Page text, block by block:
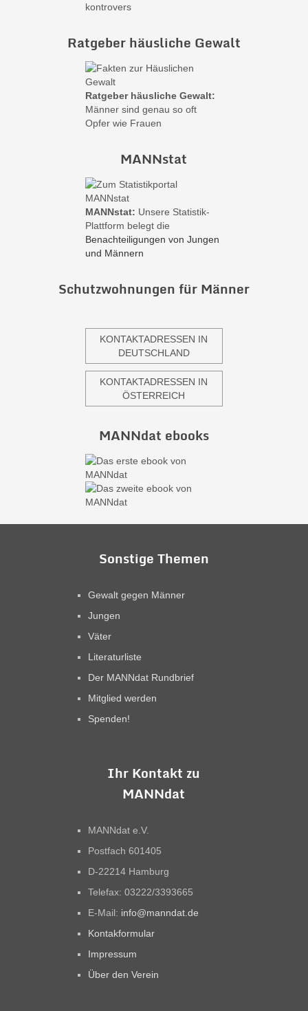
Ratgeber häusliche Gewalt
Ratgeber häusliche Gewalt:
Männer sind genau so oft
Opfer wie Frauen
MANNstat
MANNstat: Unsere Statistik-
Plattform belegt die
Benachteiligungen von Jungen
und Männern
Schutzwohnungen für Männer
KONTAKTADRESSEN IN
DEUTSCHLAND
KONTAKTADRESSEN IN
ÖSTERREICH
MANNdat ebooks
Sonstige Themen
Gewalt gegen Männer
Jungen
Väter
Literaturliste
Der MANNdat Rundbrief
Mitglied werden
Spenden!
Ihr Kontakt zu
MANNdat
MANNdat e.V.
Postfach 601405
D-22214 Hamburg
Telefax: 03222/3393665
E-Mail: info@manndat.de
Kontakformular
Impressum
Über den Verein